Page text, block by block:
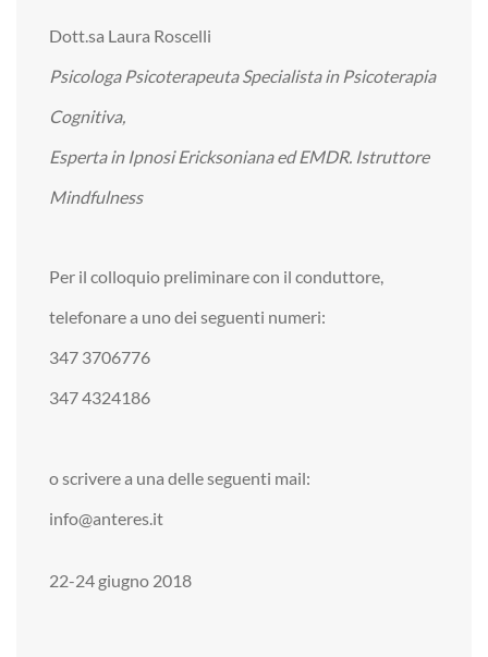
Dott.sa Laura Roscelli
Psicologa Psicoterapeuta Specialista in Psicoterapia
Cognitiva,
Esperta in Ipnosi Ericksoniana ed EMDR. Istruttore
Mindfulness
Per il colloquio preliminare con il conduttore,
telefonare a uno dei seguenti numeri:
347 3706776
347 4324186
o scrivere a una delle seguenti mail:
info@anteres.it
22-24 giugno 2018